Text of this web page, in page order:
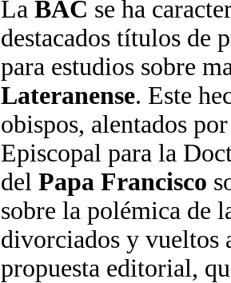
La BAC se ha
destacados títulos de
para estudios sobre
Lateranense. Este
obispos, alentados
Episcopal para la
del Papa Francisco
sobre la polémica de
divorciados y vueltos
propuesta editorial,